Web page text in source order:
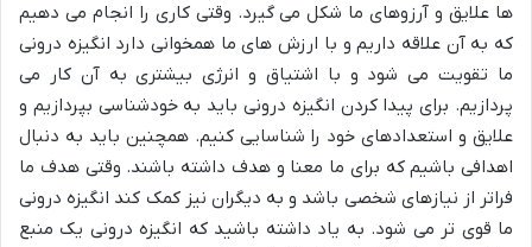
ها علایق و آرزوهای ما شکل می گیرد. وقتی کاری را انجام می دهیم
که به آن علاقه داریم و با ارزش های ما همخوانی دارد انگیزه درونی
ما تقویت می شود و با اشتیاق و انرژی بیشتری به آن کار می
پردازیم. برای پیدا کردن انگیزه درونی باید به خودشناسی بپردازیم و
علایق و استعدادهای خود را شناسایی کنیم. همچنین باید به دنبال
اهدافی باشیم که برای ما معنا و هدف داشته باشند. وقتی هدف ما
فراتر از نیازهای شخصی باشد و به دیگران نیز کمک کند انگیزه درونی
ما قوی تر می شود. به یاد داشته باشید که انگیزه درونی یک منبع